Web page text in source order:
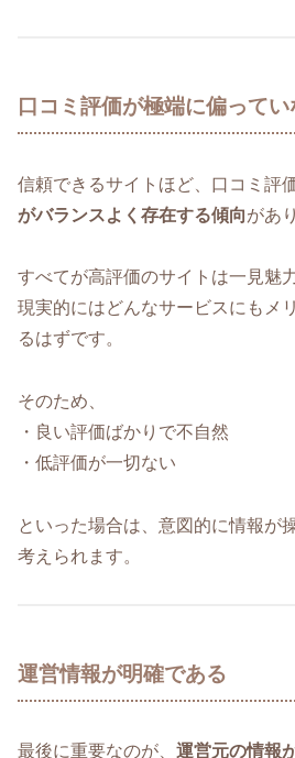
口コミ評価が極端に偏ってい
信頼できるサイトほど、口コミ評
がバランスよく存在する傾向があ
すべてが高評価のサイトは一見魅
現実的にはどんなサービスにもメ
るはずです。
そのため、
・良い評価ばかりで不自然
・低評価が一切ない
といった場合は、意図的に情報が
考えられます。
運営情報が明確である
最後に重要なのが、 運営元の情報